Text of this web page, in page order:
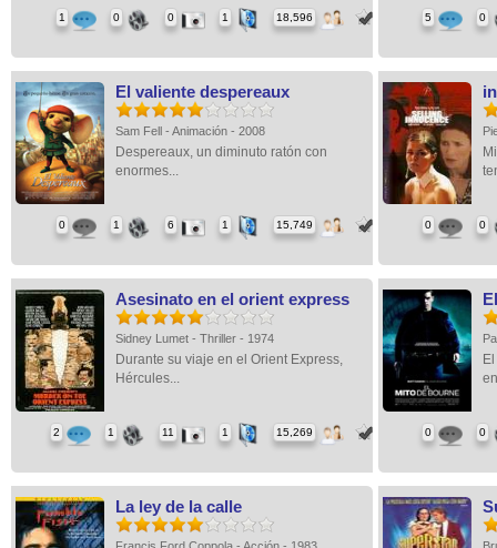
1 0 0 1 18,596 5 0
El valiente despereaux
Sam Fell - Animación - 2008
Despereaux, un diminuto ratón con
enormes...
0 1 6 1 15,749 0 0
Asesinato en el orient express
Sidney Lumet - Thriller - 1974
Durante su viaje en el Orient Express,
Hércules...
2 1 11 1 15,269 0 0
La ley de la calle